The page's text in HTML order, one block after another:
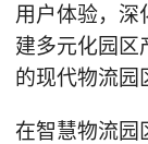
用户体验，深
建多元化园区
的现代物流园
在智慧物流园